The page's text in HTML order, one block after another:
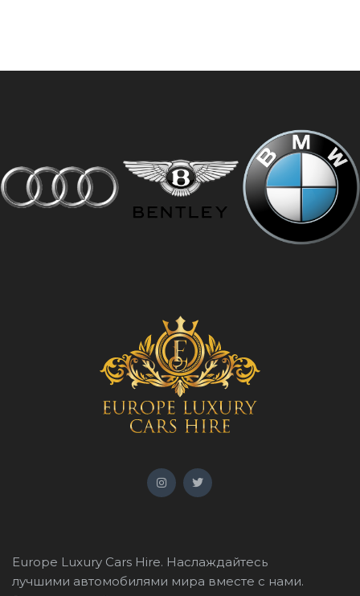
Europe Luxury Cars Hire. Наслаждайтесь
лучшими автомобилями мира вместе с нами.